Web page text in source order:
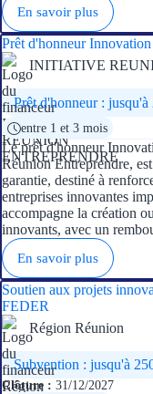
En savoir plus
Prêt d'honneur Innovation
INITIATIVE
Prêt d'honneur : jusqu'à
entre 1 et 3 mois
Le prêt d'honneur
Réunion Entreprendre,
garantie, destiné à
entreprises innovantes
accompagne la création
innovants, avec un
En savoir plus
Soutien aux projets
FEDER
Région Réunion
Subvention : jusqu'à
Clôture : 31/12/2027